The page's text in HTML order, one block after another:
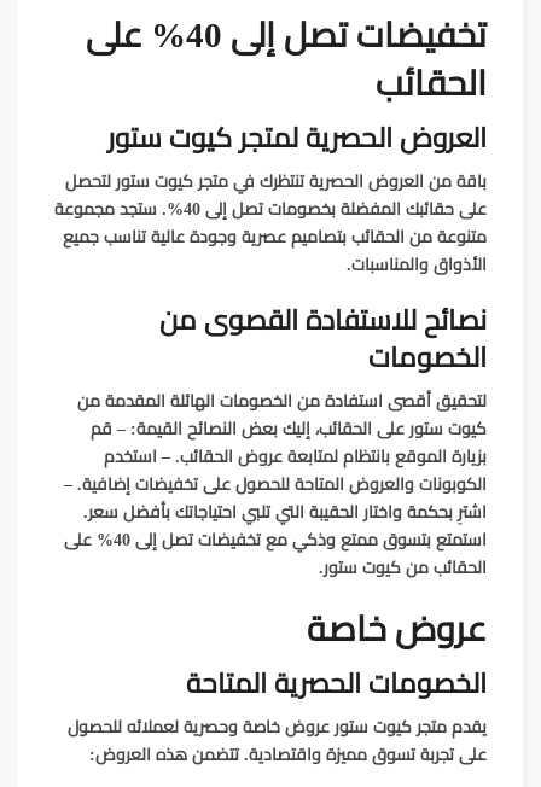
تخفيضات تصل إلى 40% على
الحقائب
العروض الحصرية لمتجر كيوت ستور
باقة من العروض الحصرية تنتظرك في متجر كيوت ستور لتحصل
على حقائبك المفضلة بخصومات تصل إلى 40%. ستجد مجموعة
متنوعة من الحقائب بتصاميم عصرية وجودة عالية تناسب جميع
الأذواق والمناسبات.
نصائح للاستفادة القصوى من
الخصومات
لتحقيق أقصى استفادة من الخصومات الهائلة المقدمة من
كيوت ستور على الحقائب، إليك بعض النصائح القيمة: – قم
بزيارة الموقع بانتظام لمتابعة عروض الحقائب. – استخدم
الكوبونات والعروض المتاحة للحصول على تخفيضات إضافية. –
اشترِ بحكمة واختار الحقيبة التي تلبي احتياجاتك بأفضل سعر.
استمتع بتسوق ممتع وذكي مع تخفيضات تصل إلى 40% على
الحقائب من كيوت ستور.
عروض خاصة
الخصومات الحصرية المتاحة
يقدم متجر كيوت ستور عروض خاصة وحصرية لعملائه للحصول
على تجربة تسوق مميزة واقتصادية. تتضمن هذه العروض: